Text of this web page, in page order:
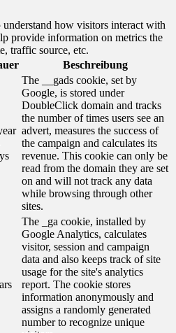
how visitors interact with
provide information on metrics the
traffic source, etc.
Beschreibung
The __gads cookie, set by
Google, is stored under
DoubleClick domain and tracks
the number of times users see an
advert, measures the success of
the campaign and calculates its
revenue. This cookie can only be
read from the domain they are set
on and will not track any data
while browsing through other
sites.
The _ga cookie, installed by
Google Analytics, calculates
visitor, session and campaign
data and also keeps track of site
usage for the site's analytics
report. The cookie stores
information anonymously and
assigns a randomly generated
number to recognize unique